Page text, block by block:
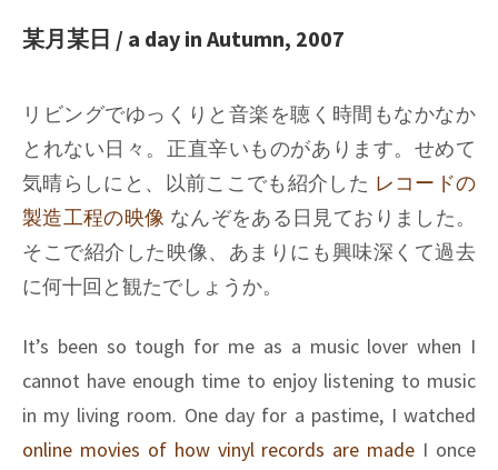
某月某日 / a day in Autumn, 2007
リビングでゆっくりと音楽を聴く時間もなかなか
とれない日々。正直辛いものがあります。せめて
気晴らしにと、以前ここでも紹介した レコードの
製造工程の映像 なんぞをある日見ておりました。
そこで紹介した映像、あまりにも興味深くて過去
に何十回と観たでしょうか。
It’s been so tough for me as a music lover when I
cannot have enough time to enjoy listening to music
in my living room. One day for a pastime, I watched
online movies of how vinyl records are made I once